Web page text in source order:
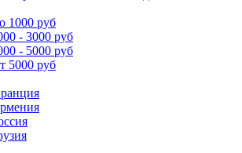
1000 руб
- 3000 руб
- 5000 руб
5000 руб